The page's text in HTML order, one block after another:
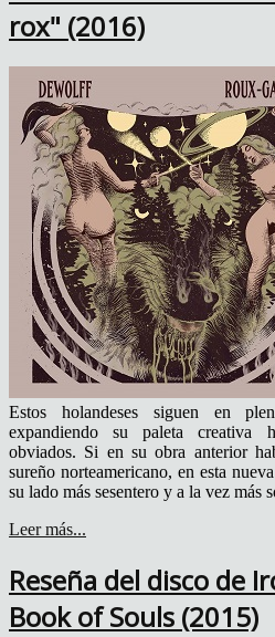
rox" (2016)
Estos holandeses siguen en
expandiendo su paleta creativa
obviados. Si en su obra anterior
sureño norteamericano, en esta
su lado más sesentero y a la vez más
Leer más...
Reseña del disco de
Book of Souls (2015)